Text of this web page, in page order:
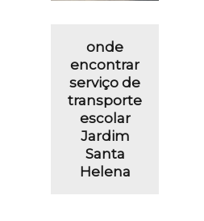
onde
encontrar
serviço de
transporte
escolar
Jardim
Santa
Helena